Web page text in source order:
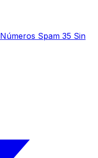
Números Spam 35 Sin